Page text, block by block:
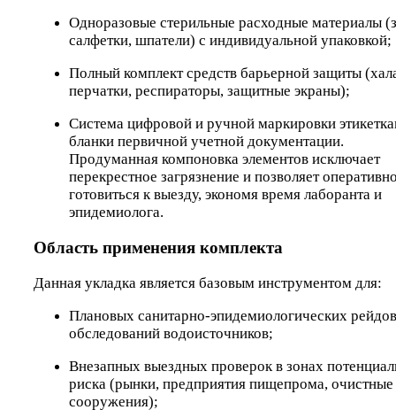
Одноразовые стерильные расходные материалы
салфетки, шпатели) с индивидуальной упаковкой;
Полный комплект средств барьерной защиты
перчатки, респираторы, защитные экраны);
Система цифровой и ручной маркировки
бланки первичной учетной документации.
Продуманная компоновка элементов исключает
перекрестное загрязнение и позволяет
готовиться к выезду, экономя время лаборанта и
эпидемиолога.
Область применения комплекта
Данная укладка является базовым инструментом для:
Плановых санитарно-эпидемиологических
обследований водоисточников;
Внезапных выездных проверок в зонах
риска (рынки, предприятия пищепрома, очистные
сооружения);